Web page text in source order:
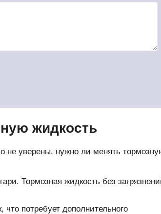
жидкость
не уверены, нужно ли менять
Тормозная жидкость без
потребует дополнительного